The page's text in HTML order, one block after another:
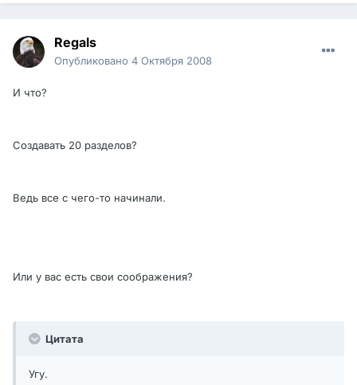
Regals
Опубликовано 4 Октября 2008
И что?
Создавать 20 разделов?
Ведь все с чего-то начинали.
Или у вас есть свои соображения?
Цитата
Угу.